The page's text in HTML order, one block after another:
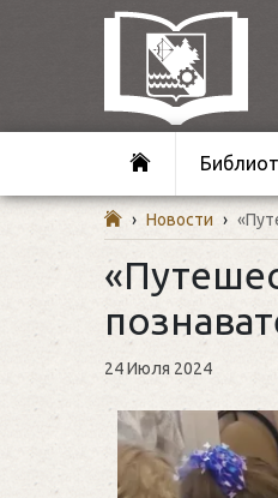
› Новости ›
24 Июля 2024